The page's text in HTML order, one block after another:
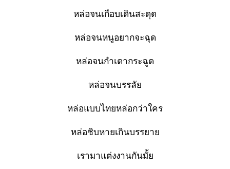
หล่อจนเกือบเดินสะดุด
หล่อจนหนูอยากจะฉุด
หล่อจนกำเดากระฉูด
หล่อจนบรรลัย
หล่อแบบไทยหล่อกว่าใคร
หล่อชิบหายเกินบรรยาย
เรามาแต่งงานกันมั้ย